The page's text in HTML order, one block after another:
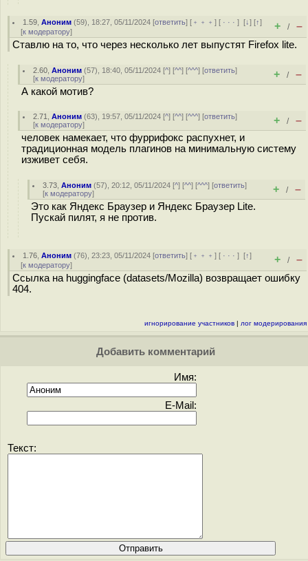
1.59 ,Аноним (59), 18:27, 05/11/2024 [ответить] [ ﹢﹢﹢] [ · · ·][↓] [↑]
[к модератору] + / –
Ставлю на то, что через несколько лет выпустят Firefox lite.
2.60 ,Аноним (57), 18:40, 05/11/2024 [^] [^^] [^^^] [ответить]
[к модератору] + / –
А какой мотив?
2.71 ,Аноним (63), 19:57, 05/11/2024 [^] [^^] [^^^] [ответить]
[к модератору] + / –
человек намекает, что фуррифокс распухнет, и
традиционная модель плагинов на минимальную систему
изживет себя.
3.73 ,Аноним (57), 20:12, 05/11/2024 [^] [^^] [^^^] [ответить]
[к модератору] + / –
Это как Яндекс Браузер и Яндекс Браузер Lite.
Пускай пилят, я не против.
1.76 ,Аноним (76), 23:23, 05/11/2024 [ответить] [ ﹢﹢﹢] [ · · ·][↑]
[к модератору] + / –
Ссылка на huggingface (datasets/Mozilla) возвращает ошибку
404.
игнорирование участников | лог модерирования
Добавить комментарий
Имя:
E-Mail:
Текст: